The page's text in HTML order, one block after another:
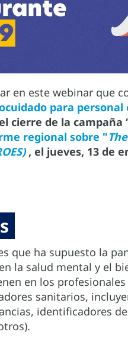
en este webinar que
para
cierre de la campaña
regional sobre "
, el jueves, 13 de
que ha supuesto la
la salud mental y el
en los
sanitarios,
identificadores